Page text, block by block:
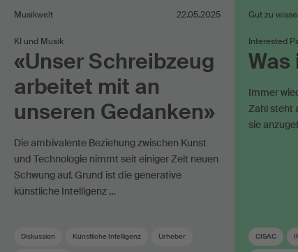
Musikwelt 22.05.2025
KI und Musik
«Unser Schreibzeug
arbeitet mit an
unseren Gedanken»
Die ambivalente Beziehung zwischen Kunst
und Technologie nimmt seit einiger Zeit neuen
Schwung auf. Grund ist die generative
künstliche Intelligenz …
Diskussion Künstliche Intelligenz Urheber
Gut zu
Interested
Was
Immer
Zahl steht
sie
CISAC